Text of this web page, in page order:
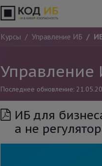
Курсы Управление ИБ
Управление
Последнее обновление:
ИБ для
а не